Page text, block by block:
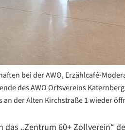
bei der AWO, Erzählcafé-
des AWO Ortsvereins
an der Alten Kirchstraße 1 wieder
„Zentrum 60+ Zollverein“